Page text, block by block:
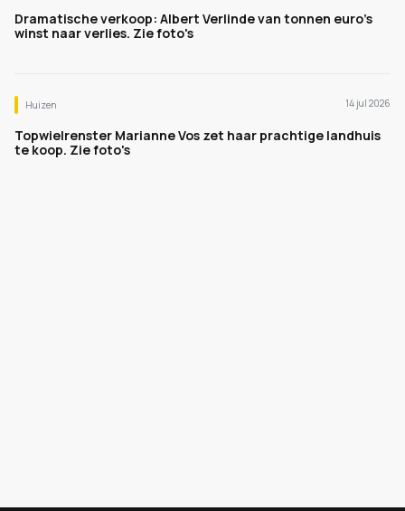
Dramatische verkoop: Albert Verlinde van tonnen euro's
winst naar verlies. Zie foto's
Huizen 14 jul 2026
Topwielrenster Marianne Vos zet haar prachtige landhuis
te koop. Zie foto's